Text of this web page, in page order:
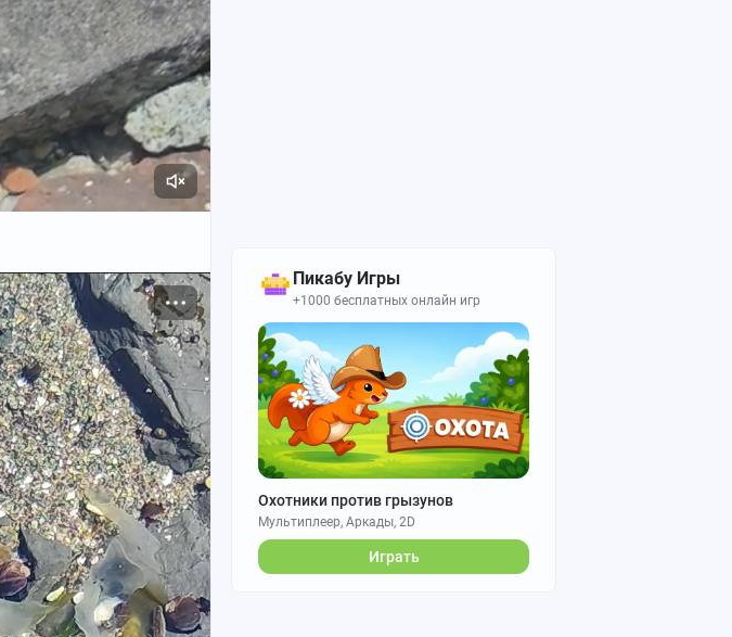
Пикабу Игры
+1000 бесплатных онлайн игр
Охотники против грызунов
Мультиплеер, Аркады, 2D
Играть
00:12 / 00:12